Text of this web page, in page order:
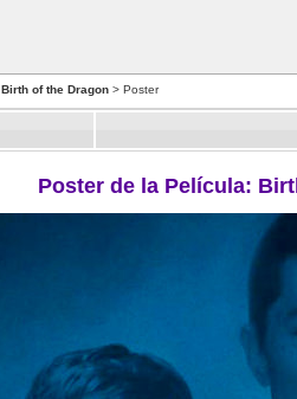
Birth of the Dragon > Poster
Poster de la Película: